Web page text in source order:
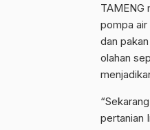
TAMENG
pompa air
dan
olahan
pertanian